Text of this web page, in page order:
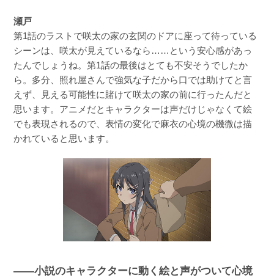
瀬戸
第1話のラストで咲太の家の玄関のドアに座って待っている
シーンは、咲太が見えているなら……という安心感があっ
たんでしょうね。第1話の最後はとても不安そうでしたか
ら。多分、照れ屋さんで強気な子だから口では助けてと言
えず、見える可能性に賭けて咲太の家の前に行ったんだと
思います。アニメだとキャラクターは声だけじゃなくて絵
でも表現されるので、表情の変化で麻衣の心境の機微は描
かれていると思います。
――小説のキャラクターに動く絵と声がついて心境